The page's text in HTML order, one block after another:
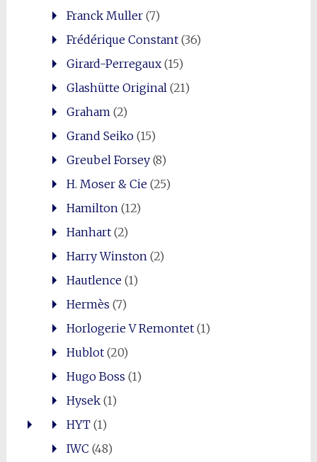
Franck Muller(7)
Frédérique Constant(36)
Girard-Perregaux(15)
Glashütte Original(21)
Graham(2)
Grand Seiko(15)
Greubel Forsey(8)
H. Moser & Cie(25)
Hamilton(12)
Hanhart(2)
Harry Winston(2)
Hautlence(1)
Hermès (7)
Horlogerie V Remontet(1)
Hublot(20)
Hugo Boss (1)
Hysek(1)
HYT(1)
IWC (48)